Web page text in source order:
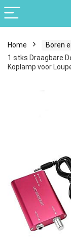
Home Boren
1 stks Draagbare
Koplamp voor